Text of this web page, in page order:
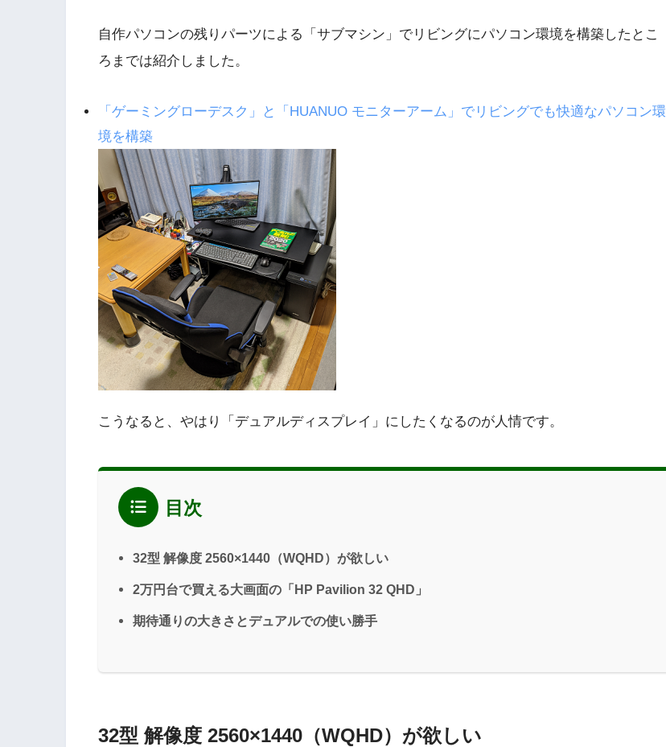
自作パソコンの残りパーツによる「サブマシン」でリビングにパソコン環境を構築したとこ
ろまでは紹介しました。
「ゲーミングローデスク」と「HUANUO モニターアーム」でリビングでも快適なパソコン環
境を構築
こうなると、やはり「デュアルディスプレイ」にしたくなるのが人情です。
目次
32型 解像度 2560×1440（WQHD）が欲しい
2万円台で買える大画面の「HP Pavilion 32 QHD」
期待通りの大きさとデュアルでの使い勝手
32型 解像度 2560×1440（WQHD）が欲しい